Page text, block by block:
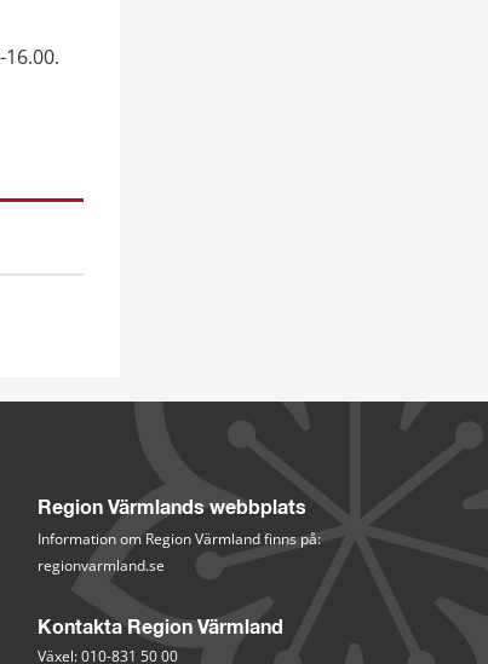
Region Värmlands webbplats
Information om Region Värmland finns på:
regionvarmland.se
Kontakta Region Värmland
Växel: 010-831 50 00